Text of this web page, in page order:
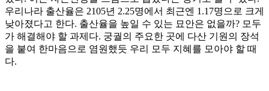
우리나라 출산율은 2105년 2.25명에서 최근엔 1.17명으로 크게
낮아졌다고 한다. 출산율을 높일 수 있는 묘안은 없을까? 모두
가 해결해야 할 과제다. 궁궐의 주요한 곳에 다산 기원의 장석
을 붙여 한마음으로 염원했듯 우리 모두 지혜를 모아야 할 때
다.